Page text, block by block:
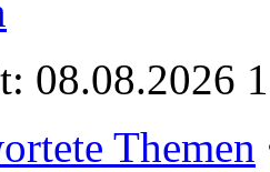
08.08.2026
Themen